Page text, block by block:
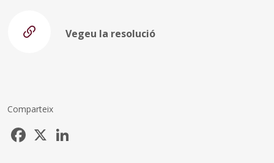
Vegeu la resolució
Comparteix
Facebook